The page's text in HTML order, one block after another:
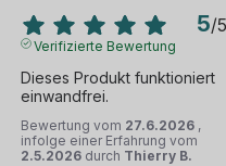
5/5
Verifizierte Bewertung
Dieses Produkt funktioniert
einwandfrei.
Bewertung vom 27.6.2026 ,
infolge einer Erfahrung vom
2.5.2026 durch Thierry B.